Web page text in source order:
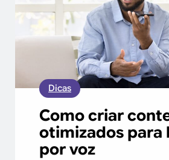
Dicas
Como criar
otimizados para
por voz